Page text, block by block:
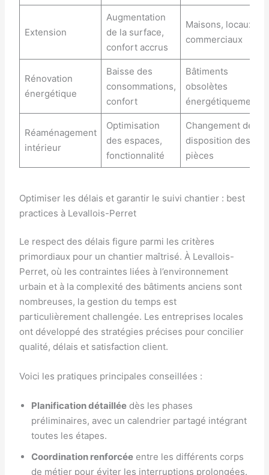
Extension
Augmentation
de la surface,
confort accrus
Maisons, locaux
commerciaux
Rénovation
énergétique
Baisse des
consommations,
confort
Bâtiments
obsolètes
énergétiquement
Réaménagement
intérieur
Optimisation
des espaces,
fonctionnalité
Changement de
disposition des
pièces
Optimiser les délais et garantir le suivi chantier : best
practices à Levallois-Perret
Le respect des délais figure parmi les critères
primordiaux pour un chantier maîtrisé. À Levallois-
Perret, où les contraintes liées à l’environnement
urbain et à la complexité des bâtiments anciens sont
nombreuses, la gestion du temps est
particulièrement challengée. Les entreprises locales
ont développé des stratégies précises pour concilier
qualité, délais et satisfaction client.
Voici les pratiques principales conseillées :
Planification détaillée dès les phases
préliminaires, avec un calendrier partagé intégrant
toutes les étapes.
Coordination renforcée entre les différents corps
de métier pour éviter les interruptions prolongées.